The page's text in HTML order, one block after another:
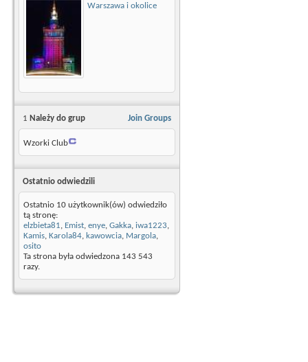
Warszawa i okolice
Join Groups
1 Należy do grup
Wzorki Club
Ostatnio odwiedzili
Ostatnio 10 użytkownik(ów) odwiedziło
tą stronę:
elzbieta81, Emist, enye, Gakka, iwa1223,
Kamis, Karola84, kawowcia, Margola,
osito
Ta strona była odwiedzona 143 543
razy.